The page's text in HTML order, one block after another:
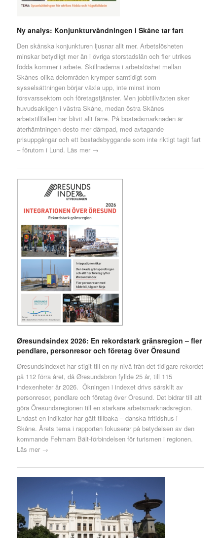
Ny analys: Konjunkturvändningen i Skåne tar fart
Den skånska konjunkturen ljusnar allt mer. Arbetslösheten
minskar betydligt mer än i övriga storstadslän och fler utrikes
födda kommer i arbete. Skillnaderna i arbetslöshet mellan
Skånes olika delområden krymper samtidigt som
sysselsättningen börjar växla upp, inte minst inom
försvarssektorn och företagstjänster. Men jobbtillväxten sker
huvudsakligen i västra Skåne, medan östra Skånes
arbetstillfällen har blivit allt färre. På bostadsmarknaden är
återhämtningen desto mer dämpad, med avtagande
prisuppgångar och ett bostadsbyggande som inte riktigt tagit fart
– förutom i Lund. Läs mer →
Øresundsindex 2026: En rekordstark gränsregion – fler
pendlare, personresor och företag över Öresund
Øresundsindexet har stigit till en ny nivå från det tidigare rekordet
på 112 förra året, då Øresundsbron fyllde 25 år, till 115
indexenheter år 2026. Ökningen i indexet drivs särskilt av
personresor, pendlare och företag över Öresund. Det bidrar till att
göra Öresundsregionen till en starkare arbetsmarknadsregion.
Endast en indikator har gått tillbaka – danska fritidshus i
Skåne. Årets tema i rapporten fokuserar på betydelsen av den
kommande Fehmarn Bält-förbindelsen för turismen i regionen.
Läs mer →